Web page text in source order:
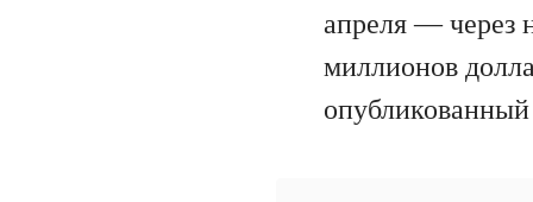
апреля — через
миллионов